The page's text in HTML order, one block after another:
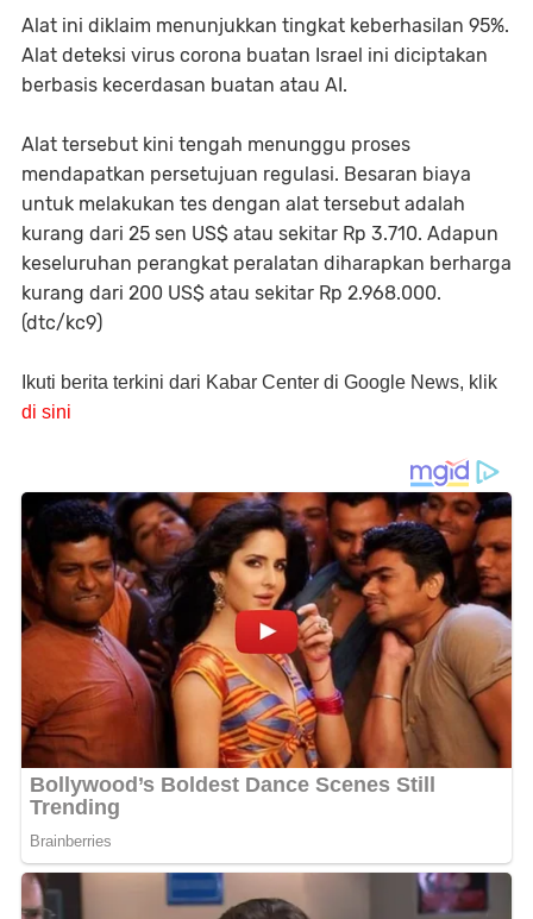
Alat ini diklaim menunjukkan tingkat keberhasilan 95%.
Alat deteksi virus corona buatan Israel ini diciptakan
berbasis kecerdasan buatan atau AI.
Alat tersebut kini tengah menunggu proses
mendapatkan persetujuan regulasi. Besaran biaya
untuk melakukan tes dengan alat tersebut adalah
kurang dari 25 sen US$ atau sekitar Rp 3.710. Adapun
keseluruhan perangkat peralatan diharapkan berharga
kurang dari 200 US$ atau sekitar Rp 2.968.000.
(dtc/kc9)
Ikuti berita terkini dari Kabar Center di Google News, klik
di sini